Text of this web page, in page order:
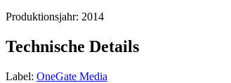
Produktionsjahr: 2014
Technische Details
Label: OneGate Media